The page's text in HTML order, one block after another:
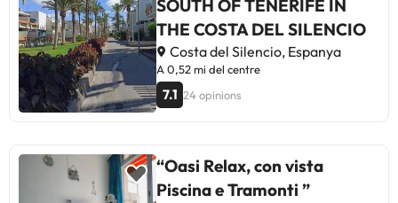
SOUTH OF TENERIFE IN
THE COSTA DEL SILENCIO
Costa del Silencio, Espanya
A 0,52 mi del centre
7.1 24 opinions
“Oasi Relax, con vista
Piscina e Tramonti ”